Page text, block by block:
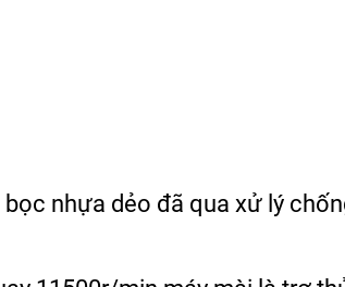
nhựa dẻo đã qua xử lý